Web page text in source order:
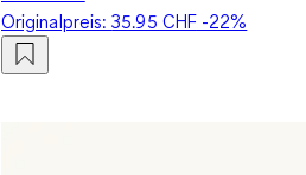
Originalpreis:35.95 CHF-22%